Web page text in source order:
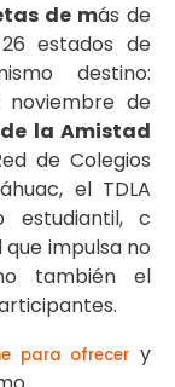
de más de
estados de
destino:
de
la Amistad
de Colegios
el TDLA
estudiantil, c
impulsa no
también el
para ofrecer y